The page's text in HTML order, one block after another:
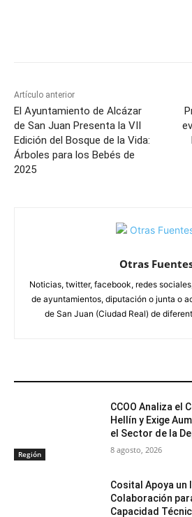
Artículo anterior
El Ayuntamiento de Alcázar
de San Juan Presenta la VII
Edición del Bosque de la Vida:
Árboles para los Bebés de
2025
Otras
Noticias, twitter, facebook, redes
de ayuntamientos, diputación o junta o
de San Juan (Ciudad Real) de
Región
CCOO Analiza el
Hellín y Exige
el Sector de la
8 agosto, 2026
Cosital Apoya un
Colaboración
Capacidad